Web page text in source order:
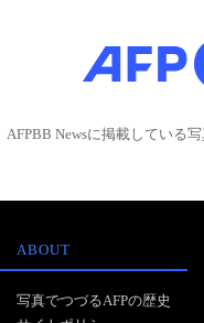
AFPBB Newsに掲載している
ABOUT
写真でつづるAFPの歴史